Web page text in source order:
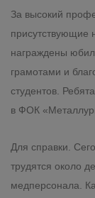
За высокий
присутствующие
награждены
грамотами и
студентов.
в ФОК
Для справки.
трудятся около
медперсонала.